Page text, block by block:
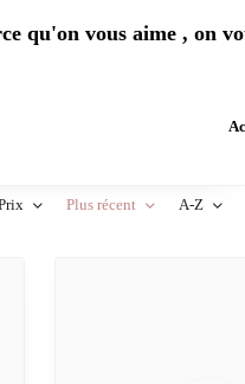
qu'on vous aime , on
Plus récent A-Z